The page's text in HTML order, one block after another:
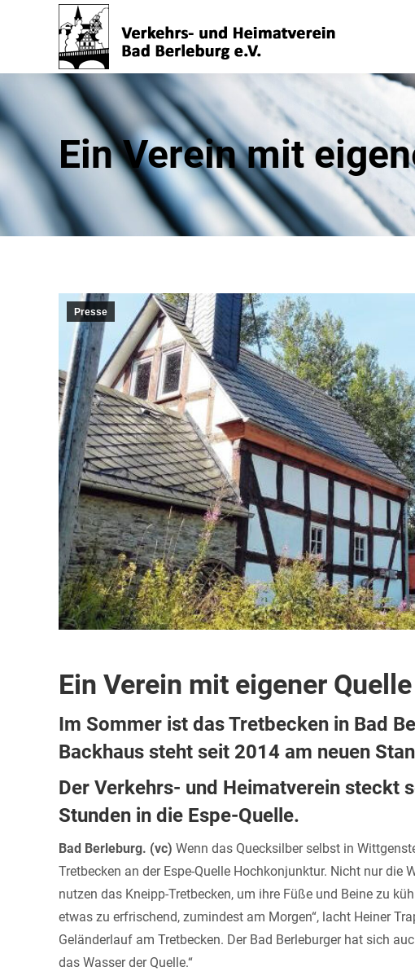
Ein Verein mit
Presse
Ein Verein mit eigener Quelle
Im Sommer ist das Tretbecken in Bad
Backhaus steht seit 2014 am neuen
Der Verkehrs- und Heimatverein steckt
Stunden in die Espe-Quelle.
Bad Berleburg. (vc) Wenn das Quecksilber selbst in
Tretbecken an der Espe-Quelle Hochkonjunktur. Nicht nur die
nutzen das Kneipp-Tretbecken, um ihre Füße und Beine zu
etwas zu erfrischend, zumindest am Morgen“, lacht Heiner
Geländerlauf am Tretbecken. Der Bad Berleburger hat sich
das Wasser der Quelle.“